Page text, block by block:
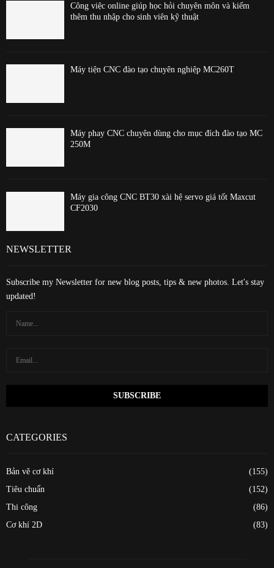
Công việc online giúp học hỏi chuyên môn và kiếm
thêm thu nhập cho sinh viên kỹ thuật
Máy tiện CNC đào tạo chuyên nghiệp MC260T
Máy phay CNC chuyên dùng cho mục đích đào tạo MC
250M
Máy gia công CNC BT30 xài hệ servo giá tốt Maxcut
CF2030
NEWSLETTER
Subscribe my Newsletter for new blog posts, tips & new photos. Let's stay
updated!
CATEGORIES
Bản vẽ cơ khí
(155)
Tiêu chuẩn
(152)
Thi công
(86)
Cơ khí 2D
(83)